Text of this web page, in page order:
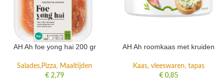
AH Ah foe yong hai 200 gr
Salades,Pizza, Maaltijden
€2,79
AH Ah roomkaas met kruiden
Kaas, vleeswaren, tapas
€0,85